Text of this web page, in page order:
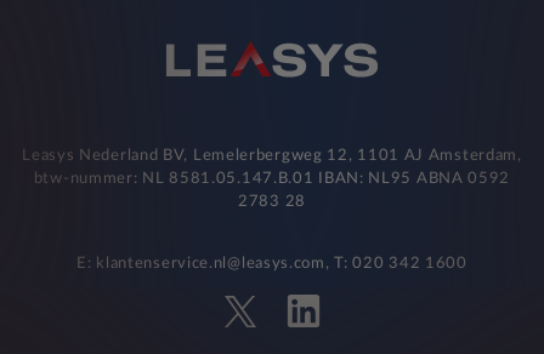
Leasys Nederland BV, Lemelerbergweg 12, 1101 AJ Amsterdam,
btw-nummer: NL 8581.05.147.B.01 IBAN: NL95 ABNA 0592
2783 28
E: klantenservice.nl@leasys.com, T: 020 342 1600